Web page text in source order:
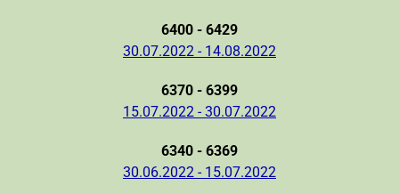
6400 - 6429
30.07.2022 - 14.08.2022
6370 - 6399
15.07.2022 - 30.07.2022
6340 - 6369
30.06.2022 - 15.07.2022